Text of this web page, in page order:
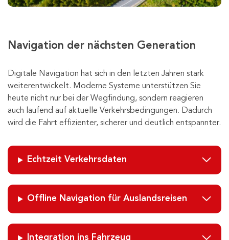
Navigation der nächsten Generation
Digitale Navigation hat sich in den letzten Jahren stark
weiterentwickelt. Moderne Systeme unterstützen Sie
heute nicht nur bei der Wegfindung, sondern reagieren
auch laufend auf aktuelle Verkehrsbedingungen. Dadurch
wird die Fahrt effizienter, sicherer und deutlich entspannter.
Echtzeit Verkehrsdaten
Offline Navigation für Auslandsreisen
Integration ins Fahrzeug